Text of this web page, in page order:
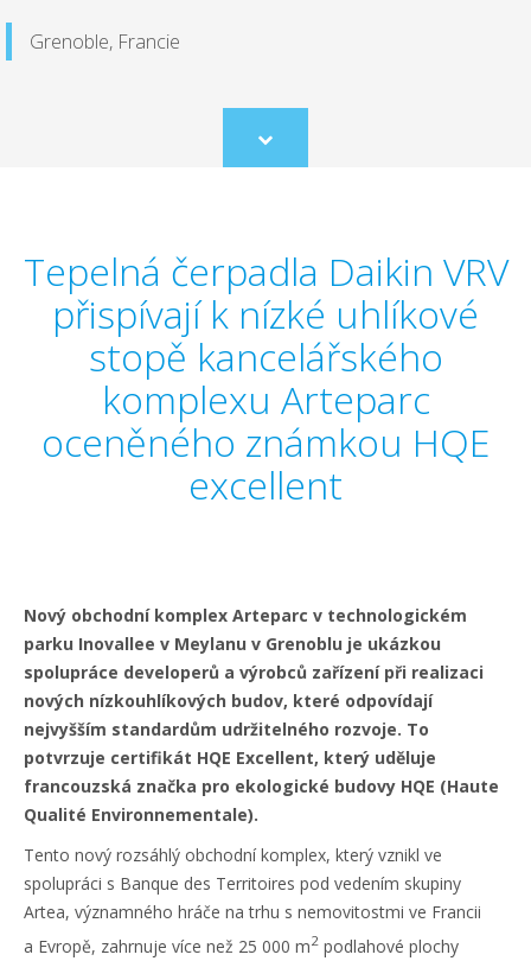
Grenoble, Francie
Scroll
to
Tepelná čerpadla Daikin VRV
přispívají k nízké uhlíkové
stopě kancelářského
komplexu Arteparc
oceněného známkou HQE
excellent
Nový obchodní komplex Arteparc v technologickém
parku Inovallee v Meylanu v Grenoblu je ukázkou
spolupráce developerů a výrobců zařízení při realizaci
nových nízkouhlíkových budov, které odpovídají
nejvyšším standardům udržitelného rozvoje. To
potvrzuje certifikát HQE Excellent, který uděluje
francouzská značka pro ekologické budovy HQE (Haute
Qualité Environnementale).
Tento nový rozsáhlý obchodní komplex, který vznikl ve
spolupráci s Banque des Territoires pod vedením skupiny
Artea, významného hráče na trhu s nemovitostmi ve Francii
a Evropě, zahrnuje více než 25 000 m2 podlahové plochy